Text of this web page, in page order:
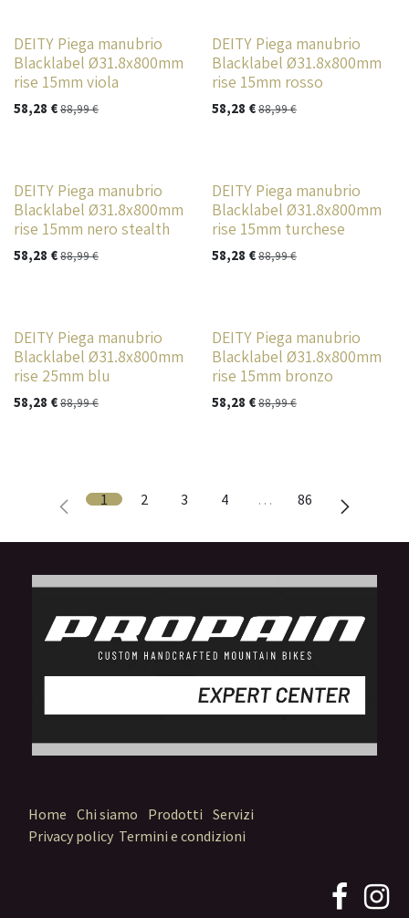
DEITY Piega manubrio
Blacklabel Ø31.8x800mm
rise 15mm viola
58,28 €88,99€
DEITY Piega manubrio
Blacklabel Ø31.8x800mm
rise 15mm rosso
58,28 €88,99€
DEITY Piega manubrio
Blacklabel Ø31.8x800mm
rise 15mm nero stealth
58,28 €88,99€
DEITY Piega manubrio
Blacklabel Ø31.8x800mm
rise 15mm turchese
58,28 €88,99€
DEITY Piega manubrio
Blacklabel Ø31.8x800mm
rise 25mm blu
58,28 €88,99€
DEITY Piega manubrio
Blacklabel Ø31.8x800mm
rise 15mm bronzo
58,28 €88,99€
1 2 3 4 … 86
Home Chi siamo Prodotti Servizi
Privacy policy Termini e condizioni